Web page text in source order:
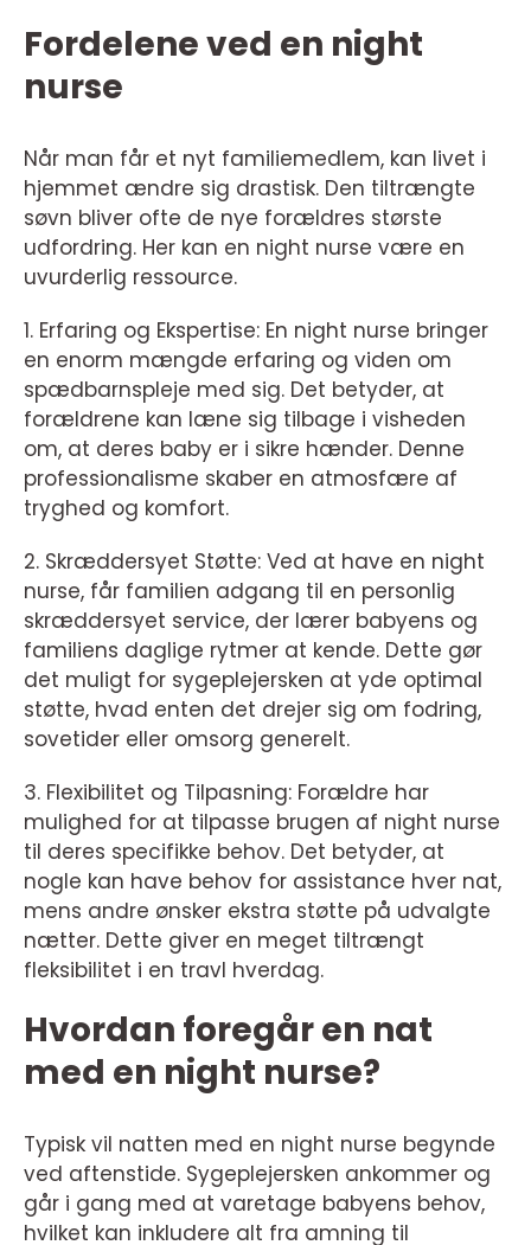
Fordelene ved en night
nurse
Når man får et nyt familiemedlem, kan livet i
hjemmet ændre sig drastisk. Den tiltrængte
søvn bliver ofte de nye forældres største
udfordring. Her kan en night nurse være en
uvurderlig ressource.
1. Erfaring og Ekspertise: En night nurse bringer
en enorm mængde erfaring og viden om
spædbarnspleje med sig. Det betyder, at
forældrene kan læne sig tilbage i visheden
om, at deres baby er i sikre hænder. Denne
professionalisme skaber en atmosfære af
tryghed og komfort.
2. Skræddersyet Støtte: Ved at have en night
nurse, får familien adgang til en personlig
skræddersyet service, der lærer babyens og
familiens daglige rytmer at kende. Dette gør
det muligt for sygeplejersken at yde optimal
støtte, hvad enten det drejer sig om fodring,
sovetider eller omsorg generelt.
3. Flexibilitet og Tilpasning: Forældre har
mulighed for at tilpasse brugen af night nurse
til deres specifikke behov. Det betyder, at
nogle kan have behov for assistance hver nat,
mens andre ønsker ekstra støtte på udvalgte
nætter. Dette giver en meget tiltrængt
fleksibilitet i en travl hverdag.
Hvordan foregår en nat
med en night nurse?
Typisk vil natten med en night nurse begynde
ved aftenstide. Sygeplejersken ankommer og
går i gang med at varetage babyens behov,
hvilket kan inkludere alt fra amning til